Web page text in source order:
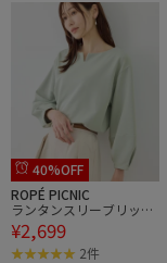
40%OFF
ROPÉ PICNIC
ランタンスリーブリップ
ルカットトップス
¥2,699
2件